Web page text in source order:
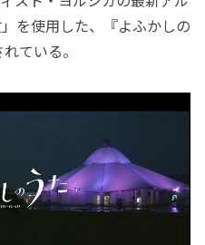
を使用した、『よふかしの
ている。